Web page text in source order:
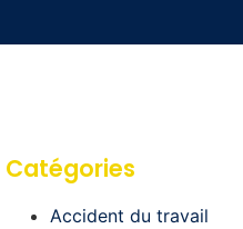
Catégories
Accident du travail